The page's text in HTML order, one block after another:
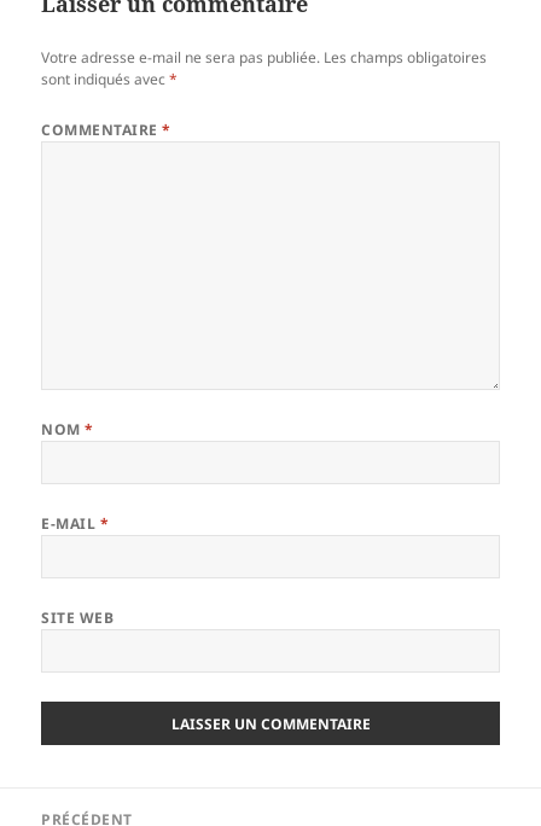
Votre adresse e-mail ne sera pas publiée. Les champs obligatoires
sont indiqués avec*
COMMENTAIRE*
NOM*
E-MAIL *
SITE WEB
PRÉCÉDENT